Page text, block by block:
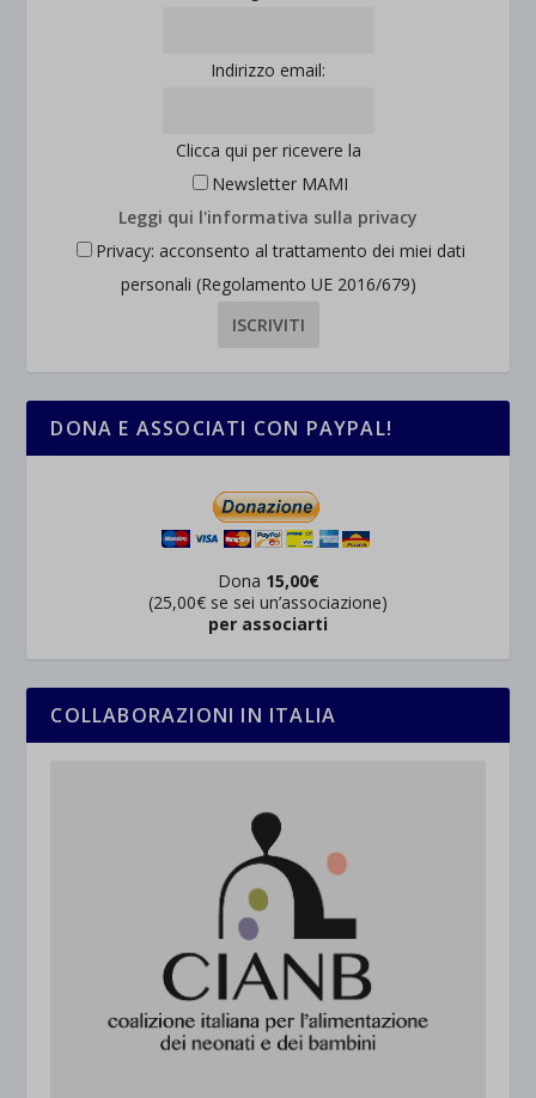
Indirizzo email:
Clicca qui per ricevere la
Newsletter MAMI
Leggi qui l'informativa sulla privacy
Privacy: acconsento al trattamento dei miei dati
personali (Regolamento UE 2016/679)
DONA E ASSOCIATI CON PAYPAL!
Dona 15,00€
(25,00€ se sei un’associazione)
per associarti
COLLABORAZIONI IN ITALIA